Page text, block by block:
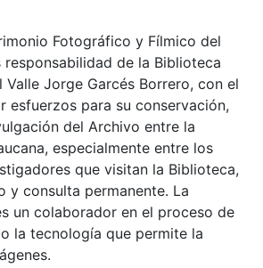
Fotográfico y Fílmico del
responsabilidad de la Biblioteca
Jorge Garcés Borrero, con el
esfuerzos para su conservación,
del Archivo entre la
especialmente entre los
que visitan la Biblioteca,
y consulta permanente. La
un colaborador en el proceso de
la tecnología que permite la